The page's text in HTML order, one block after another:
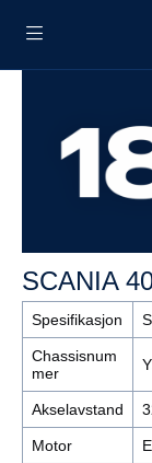
SCANIA
Spesifikasjon
Chassisnum
mer
Akselavstand
Motor